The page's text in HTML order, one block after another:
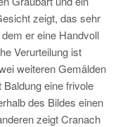
zeigt, das sehr
er eine Handvoll
Verurteilung ist
weiteren Gemälden
eine frivole
des Bildes einen
zeigt Cranach